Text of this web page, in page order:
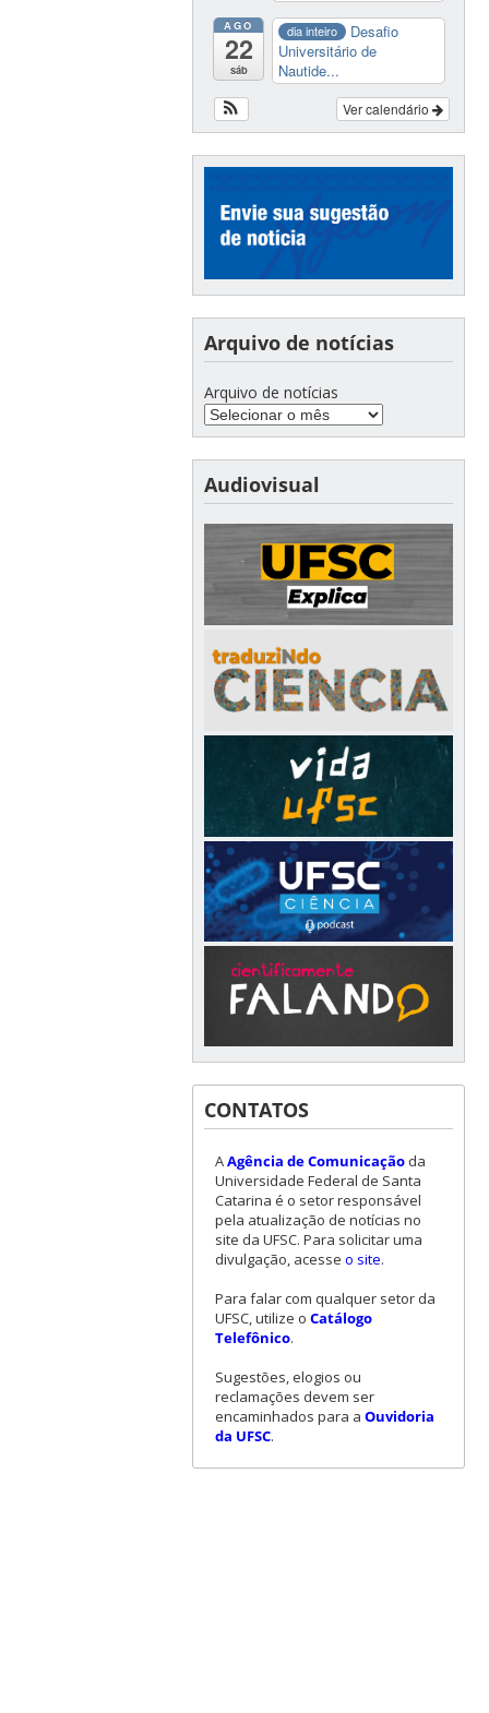
AGO
22
sáb
dia inteiro
Desafio
Universitário de
Nautide...
Ver calendário
Arquivo de notícias
Arquivo de notícias
Audiovisual
CONTATOS
AAgência de Comunicaçãoda
Universidade Federal de Santa
Catarina é o setor responsável
pela atualização de notícias no
site da UFSC. Para solicitar uma
divulgação, acesse o site.
Para falar com qualquer setor da
UFSC, utilize o Catálogo
Telefônico.
Sugestões, elogios ou
reclamações devem ser
encaminhados para a Ouvidoria
da UFSC.